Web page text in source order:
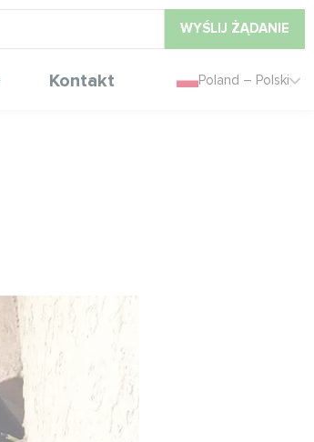
WYŚLIJ ŻĄDANIE
Kontakt Poland – Polski